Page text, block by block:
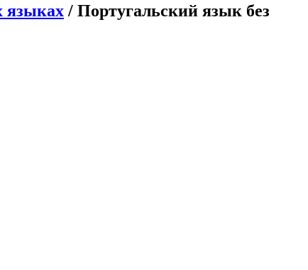
языках / Португальский язык без